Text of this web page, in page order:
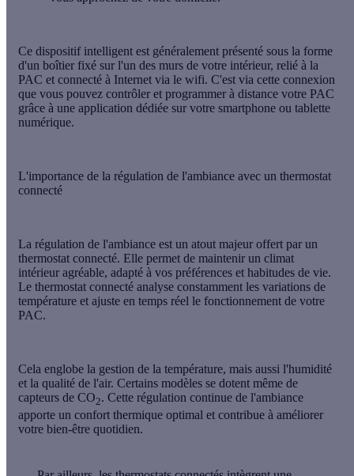
Ce dispositif intelligent est généralement présenté sous la forme
d'un boîtier fixé sur l'un des murs de votre intérieur, relié à la
PAC et connecté à Internet via le wifi. C'est via cette connexion
que vous pouvez contrôler et programmer à distance votre PAC
grâce à une application dédiée sur votre smartphone ou tablette
numérique.
L'importance de la régulation de l'ambiance avec un thermostat
connecté
La régulation de l'ambiance est un atout majeur offert par un
thermostat connecté. Elle permet de maintenir un climat
intérieur agréable, adapté à vos préférences et habitudes de vie.
Le thermostat connecté analyse constamment les variations de
température et ajuste en temps réel le fonctionnement de votre
PAC.
Cela englobe la gestion de la température, mais aussi l'humidité
et la qualité de l'air. Certains modèles se dotent même de
capteurs de CO2. Cette régulation continue de l'ambiance
apporte un confort thermique optimal et contribue à améliorer
votre bien-être quotidien.